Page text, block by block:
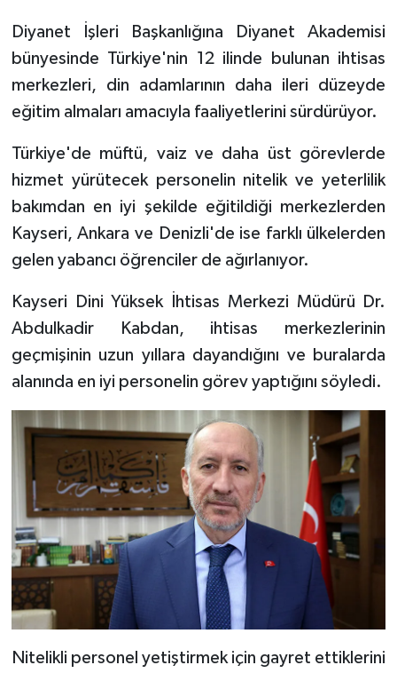
Diyanet İşleri Başkanlığına Diyanet Akademisi
bünyesinde Türkiye'nin 12 ilinde bulunan ihtisas
merkezleri, din adamlarının daha ileri düzeyde
eğitim almaları amacıyla faaliyetlerini sürdürüyor.
Türkiye'de müftü, vaiz ve daha üst görevlerde
hizmet yürütecek personelin nitelik ve yeterlilik
bakımdan en iyi şekilde eğitildiği merkezlerden
Kayseri, Ankara ve Denizli'de ise farklı ülkelerden
gelen yabancı öğrenciler de ağırlanıyor.
Kayseri Dini Yüksek İhtisas Merkezi Müdürü Dr.
Abdulkadir Kabdan, ihtisas merkezlerinin
geçmişinin uzun yıllara dayandığını ve buralarda
alanında en iyi personelin görev yaptığını söyledi.
Nitelikli personel yetiştirmek için gayret ettiklerini
Bingöl Müftülüğü
Bolu Müftülüğü
Burdur Müftülüğü
Bursa Müftülüğü
Çanakkale Müftülüğü
Çankırı Müftülüğü
Çorum Müftülüğü
Denizli Müftülüğü
Diyarbakır Müftülüğü
Düzce Müftülüğü
Edirne Müftülüğü
Aile
Makaleler
Ekonomi
Duyurular
Podcast
Bilim, Teknoloji
Biyografiler
Diyanet TV
İhtida Haberleri
YAŞAM